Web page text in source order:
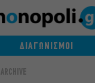
ΔΙΑΓΩΝΙΣΜΟΙ
ARCHIVE